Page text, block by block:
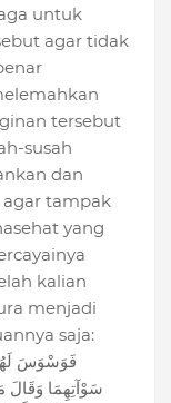
untuk
agar tidak
tersebut
susah
dan
tampak
yang
kalian
menjadi
saja:
فَوَسْوَسَ
سَوْآتِهِمَا وَقَالَ